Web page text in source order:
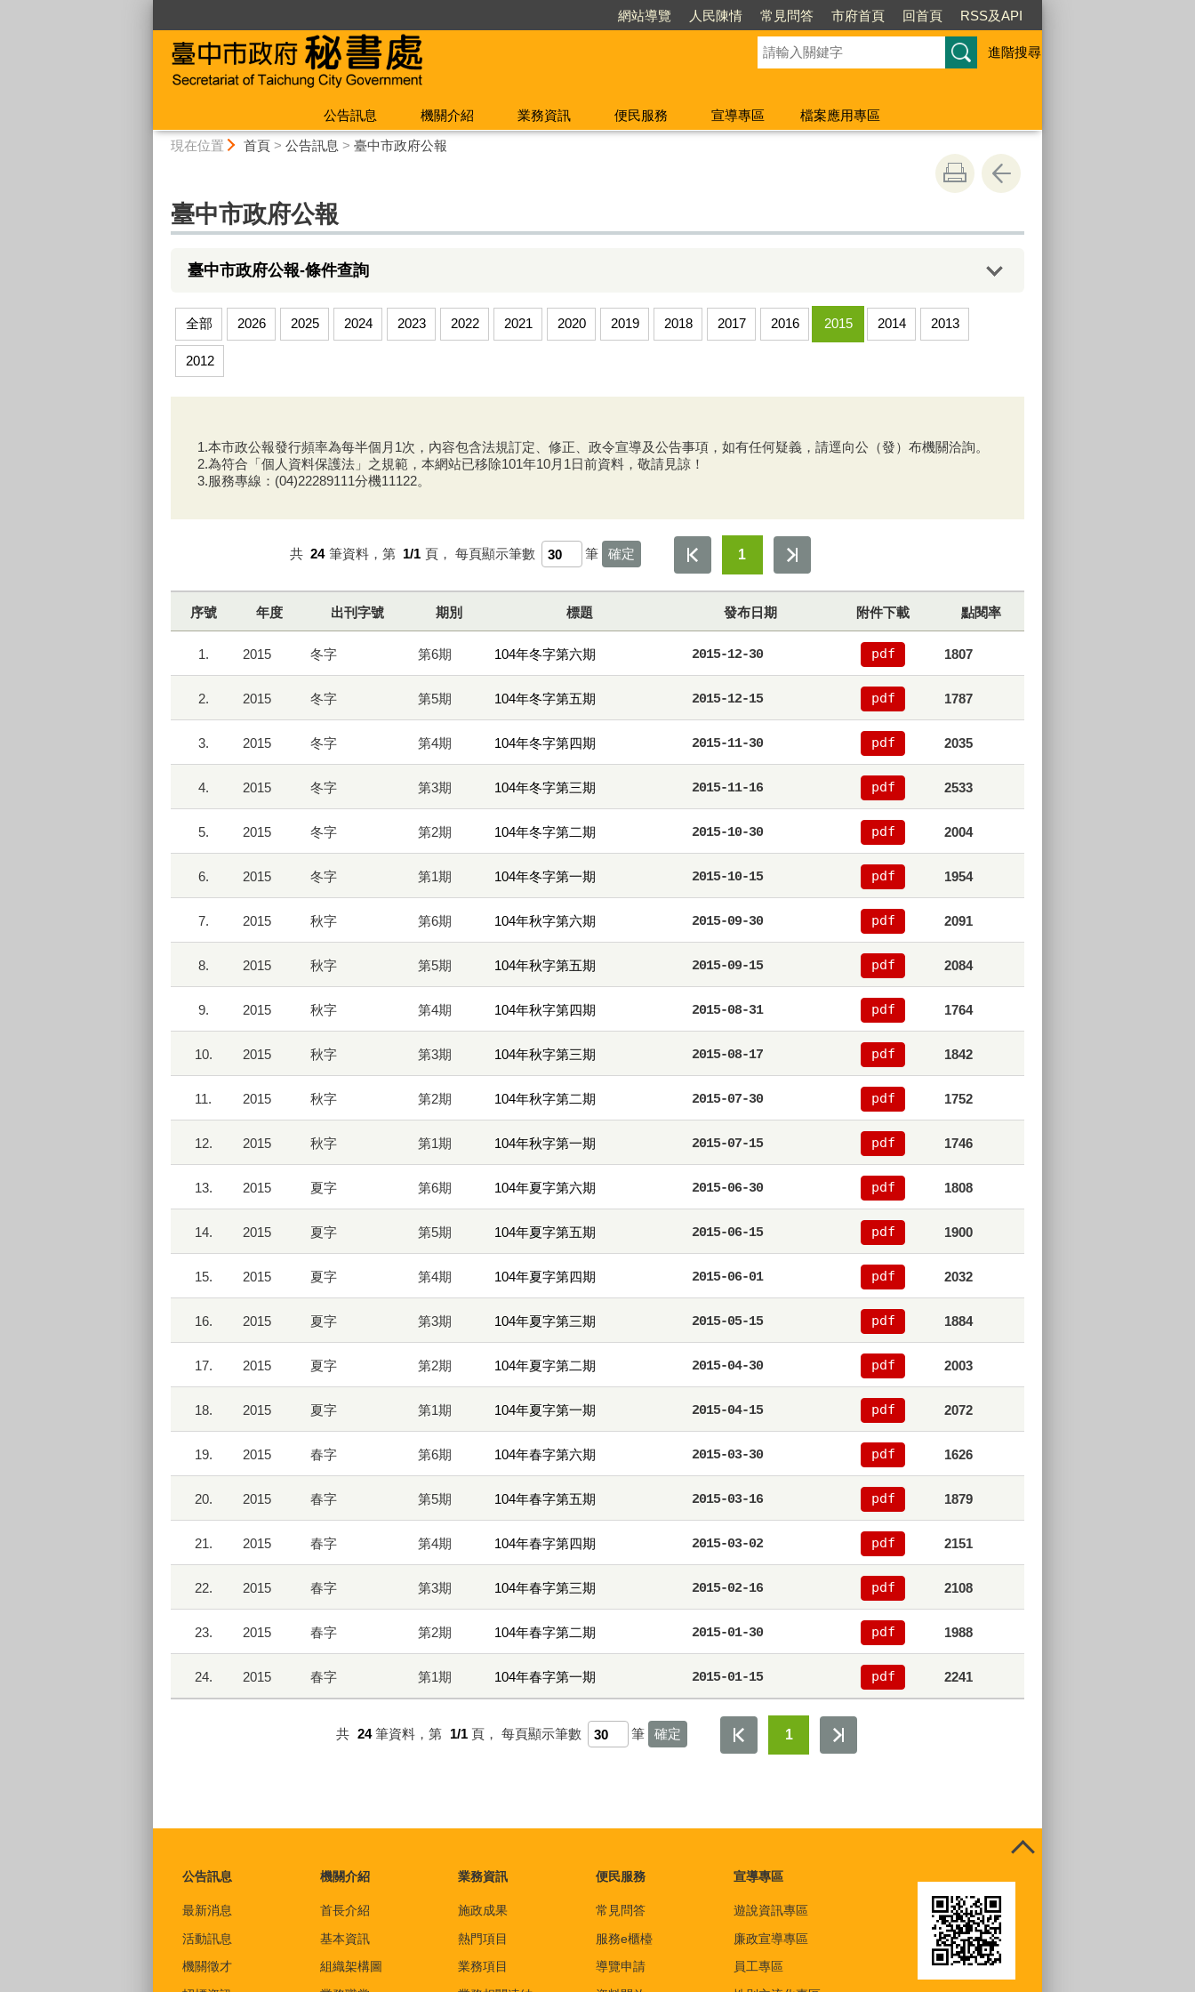
網站導覽 人民陳情 常見問答 市府首頁 回首頁 RSS及API
進階搜尋
公告訊息 機關介紹 業務資訊 便民服務 宣導專區
檔案應用專區
現在位置 首頁> 公告訊息 > 臺中市政府公報
臺中市政府公報
臺中市政府公報-條件查詢
全部 2026 2025 2024 2023 2022 2021 2020 2019 2018 2017 2016 2015 2014 2013
2012
1.本市政公報發行頻率為每半個月1次，內容包含法規訂定、修正、政令宣導及公告事項，如有任何疑義，請逕向公（發）布機關洽詢。
2.為符合「個人資料保護法」之規範，本網站已移除101年10月1日前資料，敬請見諒！
3.服務專線：(04)22289111分機11122。
共 24 筆資料，第 1/1 頁， 每頁顯示筆數 筆 1
序號 年度 出刊字號 期別 標題 發布日期 附件下載 點閱率
1. 2015 冬字 第6期 104年冬字第六期 2015-12-30 pdf 1807
2. 2015 冬字 第5期 104年冬字第五期 2015-12-15 pdf 1787
3. 2015 冬字 第4期 104年冬字第四期 2015-11-30 pdf 2035
4. 2015 冬字 第3期 104年冬字第三期 2015-11-16 pdf 2533
5. 2015 冬字 第2期 104年冬字第二期 2015-10-30 pdf 2004
6. 2015 冬字 第1期 104年冬字第一期 2015-10-15 pdf 1954
7. 2015 秋字 第6期 104年秋字第六期 2015-09-30 pdf 2091
8. 2015 秋字 第5期 104年秋字第五期 2015-09-15 pdf 2084
9. 2015 秋字 第4期 104年秋字第四期 2015-08-31 pdf 1764
10. 2015 秋字 第3期 104年秋字第三期 2015-08-17 pdf 1842
11. 2015 秋字 第2期 104年秋字第二期 2015-07-30 pdf 1752
12. 2015 秋字 第1期 104年秋字第一期 2015-07-15 pdf 1746
13. 2015 夏字 第6期 104年夏字第六期 2015-06-30 pdf 1808
14. 2015 夏字 第5期 104年夏字第五期 2015-06-15 pdf 1900
15. 2015 夏字 第4期 104年夏字第四期 2015-06-01 pdf 2032
16. 2015 夏字 第3期 104年夏字第三期 2015-05-15 pdf 1884
17. 2015 夏字 第2期 104年夏字第二期 2015-04-30 pdf 2003
18. 2015 夏字 第1期 104年夏字第一期 2015-04-15 pdf 2072
19. 2015 春字 第6期 104年春字第六期 2015-03-30 pdf 1626
20. 2015 春字 第5期 104年春字第五期 2015-03-16 pdf 1879
21. 2015 春字 第4期 104年春字第四期 2015-03-02 pdf 2151
22. 2015 春字 第3期 104年春字第三期 2015-02-16 pdf 2108
23. 2015 春字 第2期 104年春字第二期 2015-01-30 pdf 1988
24. 2015 春字 第1期 104年春字第一期 2015-01-15 pdf 2241
共 24 筆資料，第 1/1 頁， 每頁顯示筆數 筆 1
公告訊息
最新消息
活動訊息
機關徵才
機關介紹
首長介紹
基本資訊
組織架構圖
業務資訊
施政成果
熱門項目
業務項目
便民服務
常見問答
服務e櫃檯
導覽申請
宣導專區
遊說資訊專區
廉政宣導專區
員工專區